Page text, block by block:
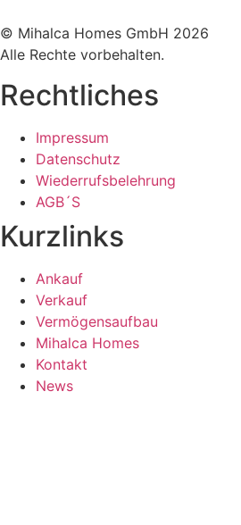
© Mihalca Homes GmbH 2026
Alle Rechte vorbehalten.
Rechtliches
Impressum
Datenschutz
Wiederrufsbelehrung
AGB´S
Kurzlinks
Ankauf
Verkauf
Vermögensaufbau
Mihalca Homes
Kontakt
News